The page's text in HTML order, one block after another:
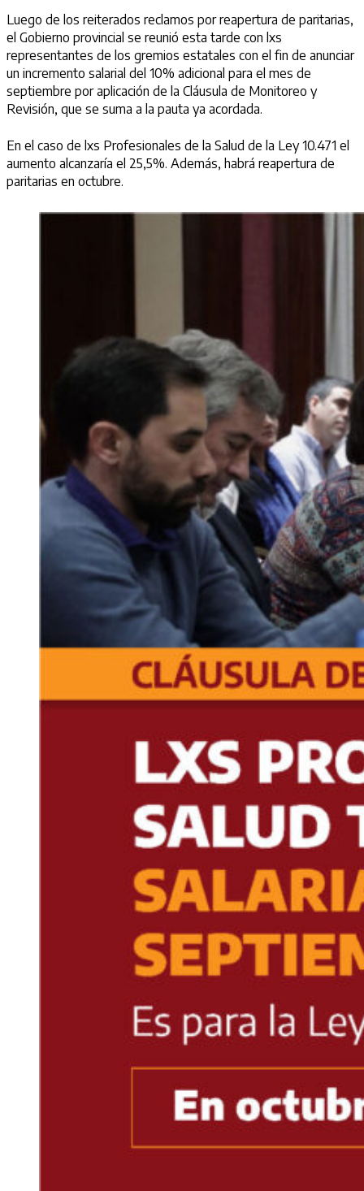
Luego de los reiterados reclamos por reapertura de paritarias,
el Gobierno provincial se reunió esta tarde con lxs
representantes de los gremios estatales con el fin de anunciar
un incremento salarial del 10% adicional para el mes de
septiembre por aplicación de la Cláusula de Monitoreo y
Revisión, que se suma a la pauta ya acordada.
En el caso de lxs Profesionales de la Salud de la Ley 10.471 el
aumento alcanzaría el 25,5%. Además, habrá reapertura de
paritarias en octubre.